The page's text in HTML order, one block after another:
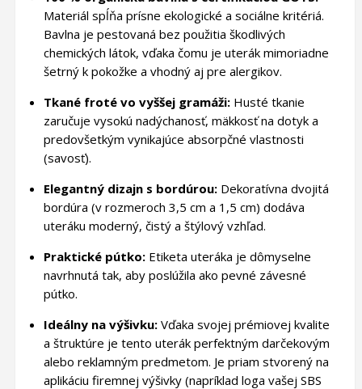
Materiál spĺňa prísne ekologické a sociálne kritériá.
Bavlna je pestovaná bez použitia škodlivých
chemických látok, vďaka čomu je uterák mimoriadne
šetrný k pokožke a vhodný aj pre alergikov.
Tkané froté vo vyššej gramáži: Husté tkanie
zaručuje vysokú nadýchanosť, mäkkosť na dotyk a
predovšetkým vynikajúce absorpčné vlastnosti
(savosť).
Elegantný dizajn s bordúrou: Dekoratívna dvojitá
bordúra (v rozmeroch 3,5 cm a 1,5 cm) dodáva
uteráku moderný, čistý a štýlový vzhľad.
Praktické pútko: Etiketa uteráka je dômyselne
navrhnutá tak, aby poslúžila ako pevné závesné
pútko.
Ideálny na výšivku: Vďaka svojej prémiovej kvalite
a štruktúre je tento uterák perfektným darčekovým
alebo reklamným predmetom. Je priam stvorený na
aplikáciu firemnej výšivky (napríklad loga vašej SBS